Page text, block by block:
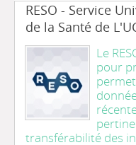
RESO - Service
de la Santé de
Le
pour
transférabilité des